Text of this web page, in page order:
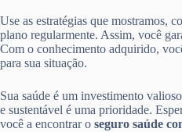
Use as estratégias que mostramos,
plano regularmente. Assim, você
Com o conhecimento adquirido,
para sua situação.
Sua saúde é um investimento
e sustentável é uma prioridade.
você a encontrar o seguro saúde